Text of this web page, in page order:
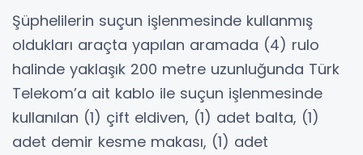
Şüphelilerin suçun işlenmesinde kullanmış
oldukları araçta yapılan aramada (4) rulo
halinde yaklaşık 200 metre uzunluğunda Türk
Telekom’a ait kablo ile suçun işlenmesinde
kullanılan (1) çift eldiven, (1) adet balta, (1)
adet demir kesme makası, (1) adet